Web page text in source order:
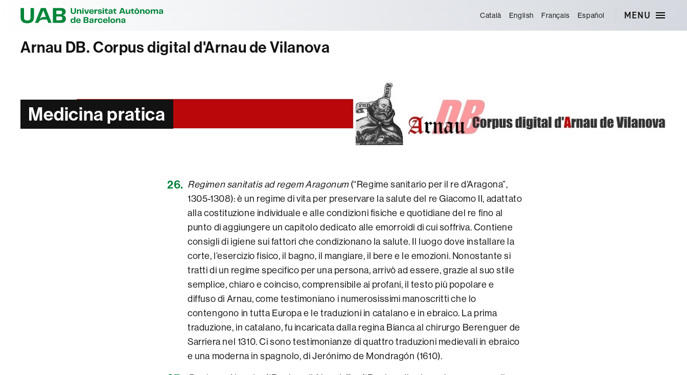
Català English Français Español MENU
Arnau DB. Corpus digital d'Arnau de Vilanova
Medicina pratica
Regimen sanitatis ad regem Aragonum (“Regime sanitario per il re d’Aragona”,
1305-1308): è un regime di vita per preservare la salute del re Giacomo II, adattato
alla costituzione individuale e alle condizioni fisiche e quotidiane del re fino al
punto di aggiungere un capitolo dedicato alle emorroidi di cui soffriva. Contiene
consigli di igiene sui fattori che condizionano la salute. Il luogo dove installare la
corte, l’esercizio fisico, il bagno, il mangiare, il bere e le emozioni. Nonostante si
tratti di un regime specifico per una persona, arrivò ad essere, grazie al suo stile
semplice, chiaro e coinciso, comprensibile ai profani, il testo più popolare e
diffuso di Arnau, come testimoniano i numerosissimi manoscritti che lo
contengono in tutta Europa e le traduzioni in catalano e in ebraico. La prima
traduzione, in catalano, fu incaricata dalla regina Bianca al chirurgo Berenguer de
Sarriera nel 1310. Ci sono testimonianze di quattro traduzioni medievali in ebraico
e una moderna in spagnolo, di Jerónimo de Mondragón (1610).